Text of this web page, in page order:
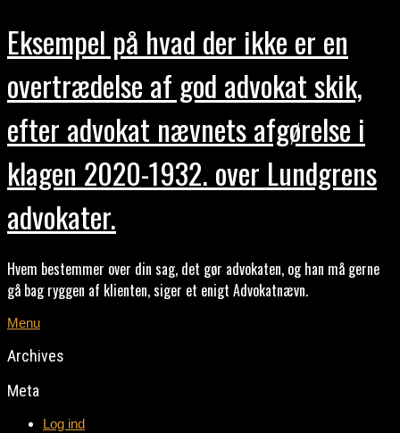
Eksempel på hvad der ikke er en
overtrædelse af god advokat skik,
efter advokat nævnets afgørelse i
klagen 2020-1932. over Lundgrens
advokater.
Hvem bestemmer over din sag, det gør advokaten, og han må gerne
gå bag ryggen af klienten, siger et enigt Advokatnævn.
Menu
Archives
Meta
Log ind